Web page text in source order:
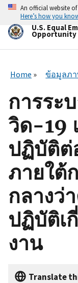
Skip
main
content
An official website
Here’s how you
U.S. Equal
Opportunity
Home ข้อมูลภา
การระ
วิด-19
ปฏิบัติต่
ภายใต้
กลางว่
ปฏิบัติเ
งาน
Translate